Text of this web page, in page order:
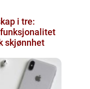
i tre:
skjønnhet